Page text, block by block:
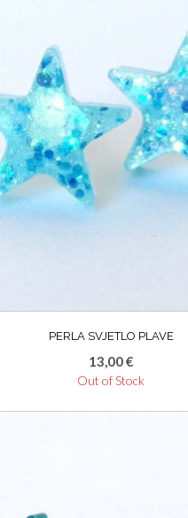
PERLA SVJETLO PLAVE
13,00€
Out of Stock